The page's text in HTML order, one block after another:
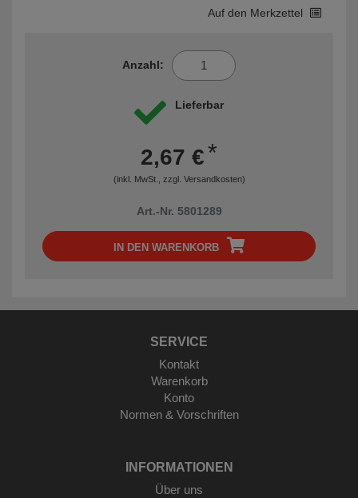
Auf den Merkzettel
Anzahl:
Lieferbar
2,67 €*
(inkl. MwSt., zzgl. Versandkosten)
Art.-Nr. 5801289
IN DEN WARENKORB
SERVICE
Kontakt
Warenkorb
Konto
Normen & Vorschriften
INFORMATIONEN
Über uns